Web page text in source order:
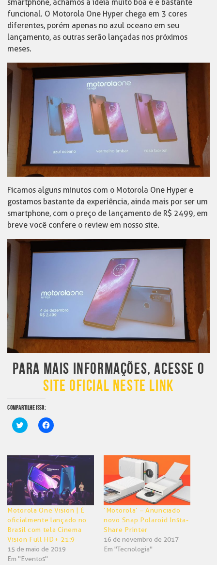
smartphone, achamos a ideia muito boa e é bastante
funcional. O Motorola One Hyper chega em 3 cores
diferentes, porém apenas no azul oceano em seu
lançamento, as outras serão lançadas nos próximos
meses.
Ficamos alguns minutos com o Motorola One Hyper e
gostamos bastante da experiência, ainda mais por ser um
smartphone, com o preço de lançamento de R$ 2499, em
breve você confere o review em nosso site.
PARA MAIS INFORMAÇÕES, ACESSE O
SITE OFICIAL NESTE LINK
COMPARTILHE ISSO:
Clique
para
em
nova
janela)
Clique
para
em
nova
janela)
Motorola One Vision | É
oficialmente lançado no
Brasil com tela Cinema
Vision Full HD+ 21:9
15 de maio de 2019
Em "Eventos"
‘Motorola’ – Anunciado
novo Snap Polaroid Insta-
Share Printer
16 de novembro de 2017
Em "Tecnologia"